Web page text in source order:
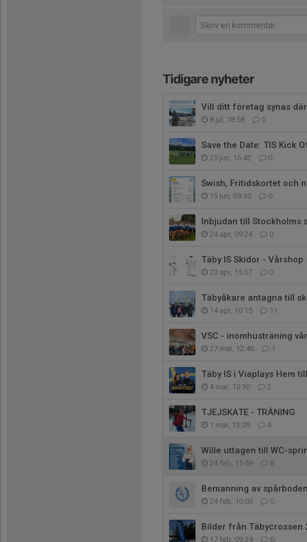
Tidigare nyheter
Vill ditt företag synas
8 jul, 18:58 0
Save the Date: TIS Kick
25 jun, 16:42 0
Swish, Fritidskortet och
15 jun, 09:30 0
Inbjudan till Stockholms
24 apr, 09:24 0
Täby IS Skidor - Vårshop
23 apr, 15:57 0
Täbyåkare antagna till
14 apr, 10:15 11
VSC - inomhusträning
27 mar, 12:46 1
Täby IS i Viaplays Hem
4 mar, 10:30 2
TJEJSKATE - TRÄNING
1 mar, 13:09 4
Wille uttagen till WC-
24 feb, 15:59 8
Bemanning av
24 feb, 10:03 0
Bilder från Täbycrossen
17 feb, 09:29 0